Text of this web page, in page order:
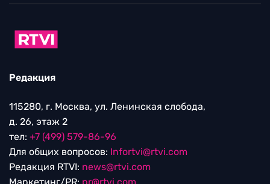
Редакция
115280, г. Москва, ул. Ленинская слобода,
д. 26, этаж 2
тел: +7 (499) 579-86-96
Для общих вопросов: Infortvi@rtvi.com
Редакция RTVI: news@rtvi.com